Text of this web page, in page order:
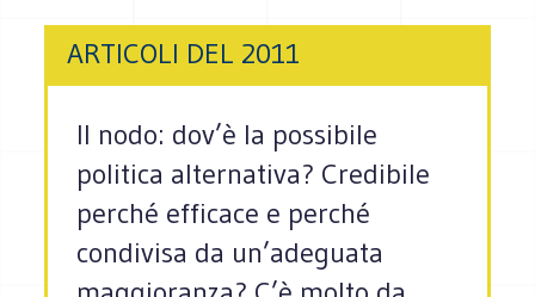
ARTICOLI DEL 2011
Il nodo: dov’è la possibile
politica alternativa? Credibile
perché efficace e perché
condivisa da un’adeguata